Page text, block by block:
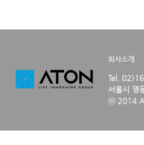
회사소개
Tel.
서울시 영
ⓒ 2014